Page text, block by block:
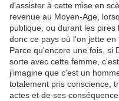
d'assister à cette mise en
revenue au Moyen-Age,
publique, ou durant les
donc ce pays où l'on jette
Parce qu'encore une fois, si
sorte avec cette femme,
j'imagine que c'est un
totalement pris conscience,
actes et de ses